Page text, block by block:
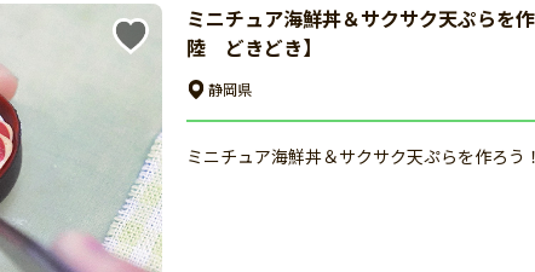
ミニチュア海鮮丼＆サクサク天ぷらを
陸 どきどき】
静岡県
ミニチュア海鮮丼＆サクサク天ぷらを作ろ